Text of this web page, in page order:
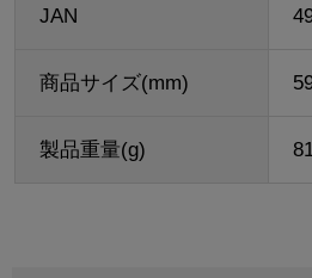
JAN
商品サイズ(mm)
製品重量(g) 81